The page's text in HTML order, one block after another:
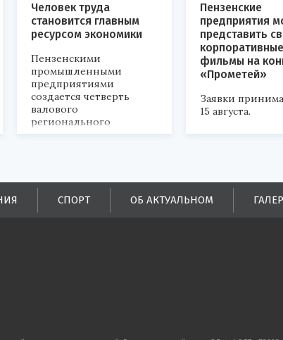
Человек труда
становится главным
ресурсом экономики
Пензенскими
промышленными
предприятиями
создается четверть
валового
регионального
продукта и
бюджеты всех уровней.
Пензенские
предприятия
представить
корпоративные
фильмы на
«Прометей»
Заявки
15 августа.
СПОРТ ОБ АКТУАЛЬНОМ